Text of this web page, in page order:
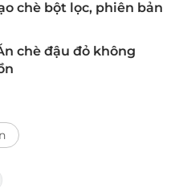
chè bột lọc, phiên bản
chè đậu đỏ không